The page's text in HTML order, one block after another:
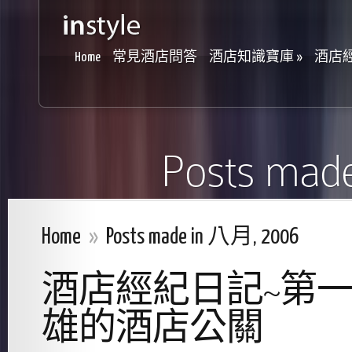
Home 常見酒店問答 酒店知識寶庫 » 酒店
Posts
Home » Posts made in 八月, 2006
酒店經紀日記~第
雄的酒店公關